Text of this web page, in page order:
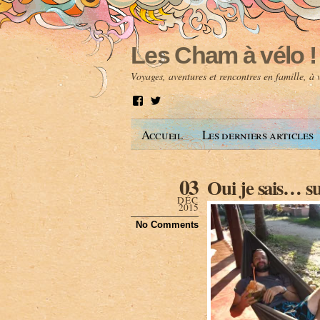
Les Cham à vélo !
Voyages, aventures et rencontres en famille,
V
o
i
r
l
i
l
A
V
o
i
r
l
i
l
d
e
@
l
Accueil Les derniers articles
03
DÉC
2015
No Comments
Oui je sais…